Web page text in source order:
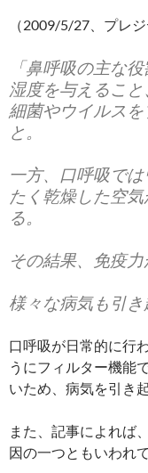
（2009/5/27、プレジ
「鼻呼吸の主な
湿度を与えること
細菌やウイルス
と。
一方、口呼吸で
たく乾燥した空
る。
その結果、免疫力
様々な病気も引き
口呼吸が日常的に行
うにフィルター機能
いため、病気を引き
また、記事によれば
因の一つともいわれ